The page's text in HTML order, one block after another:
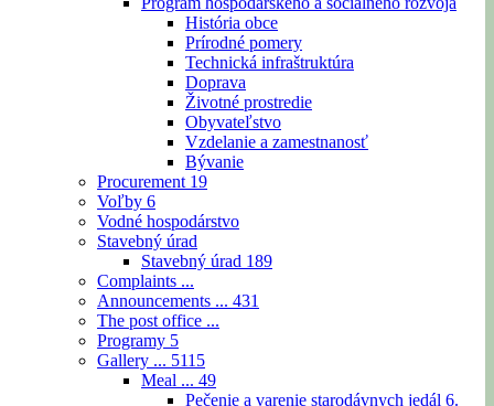
História obce
Prírodné pomery
Technická infraštruktúra
Doprava
Životné prostredie
Obyvateľstvo
Vzdelanie a zamestnanosť
Bývanie
Procurement 19
Voľby 6
Vodné hospodárstvo
Stavebný úrad
Stavebný úrad 189
Complaints ...
Announcements ... 431
The post office ...
Programy 5
Gallery ... 5115
Meal ... 49
Pečenie a varenie starodávnych jedál 6.